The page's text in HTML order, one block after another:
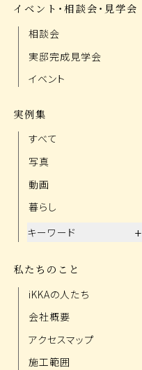
イベント・相談会・見学会
相談会
実邸完成見学会
イベント
実例集
すべて
写真
動画
暮らし
キーワード
+
私たちのこと
iKKAの人たち
会社概要
アクセスマップ
施工範囲